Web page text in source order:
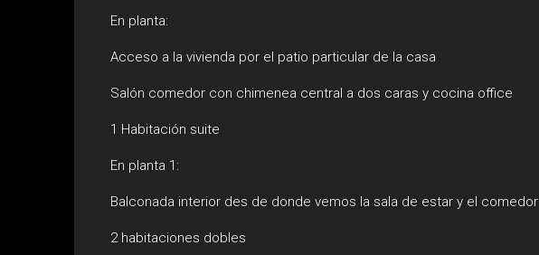
En planta:
Acceso a la vivienda por el patio particular de la casa
Salón comedor con chimenea central a dos caras y cocina office
1 Habitación suite
En planta 1:
Balconada interior des de donde vemos la sala de estar y el comedor
2 habitaciones dobles